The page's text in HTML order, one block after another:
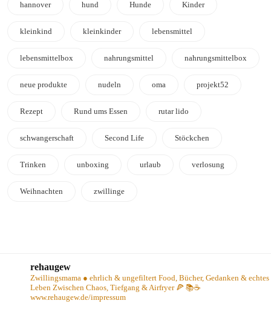
hannover hund Hunde Kinder
kleinkind kleinkinder lebensmittel
lebensmittelbox nahrungsmittel nahrungsmittelbox
neue produkte nudeln oma projekt52
Rezept Rund ums Essen rutar lido
schwangerschaft Second Life Stöckchen
Trinken unboxing urlaub verlosung
Weihnachten zwillinge
rehaugew
Zwillingsmama ● ehrlich & ungefiltert Food, Bücher, Gedanken & echtes
Leben Zwischen Chaos, Tiefgang & Airfryer 🍕 📚☕️
www.rehaugew.de/impressum